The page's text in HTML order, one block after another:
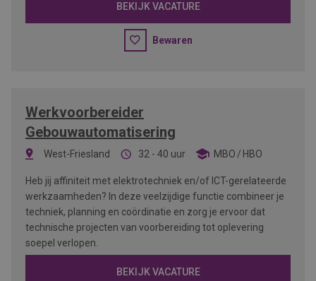
BEKIJK VACATURE
Bewaren
Werkvoorbereider
Gebouwautomatisering
West-Friesland 32 - 40 uur MBO HBO
Heb jij affiniteit met elektrotechniek en/of ICT-gerelateerde
werkzaamheden? In deze veelzijdige functie combineer je
techniek, planning en coördinatie en zorg je ervoor dat
technische projecten van voorbereiding tot oplevering
soepel verlopen.
BEKIJK VACATURE